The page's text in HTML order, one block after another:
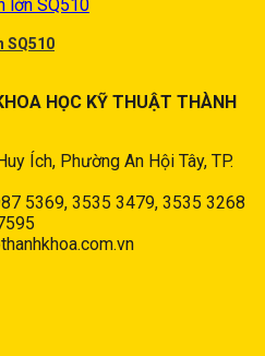
SQ510
HỌC KỸ THUẬT THÀNH
Ích, Phường An Hội Tây, TP.
5369, 3535 3479, 3535 3268